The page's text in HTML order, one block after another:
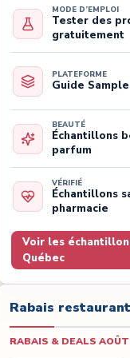
MODE D’EMPLOI
Tester des
gratuitement
PLATEFORME
Guide
BEAUTÉ
Échantillons
parfum
VÉRIFIÉ
Échantillons
pharmacie
Voir les
Québec
Rabais
RABAIS & DEALS